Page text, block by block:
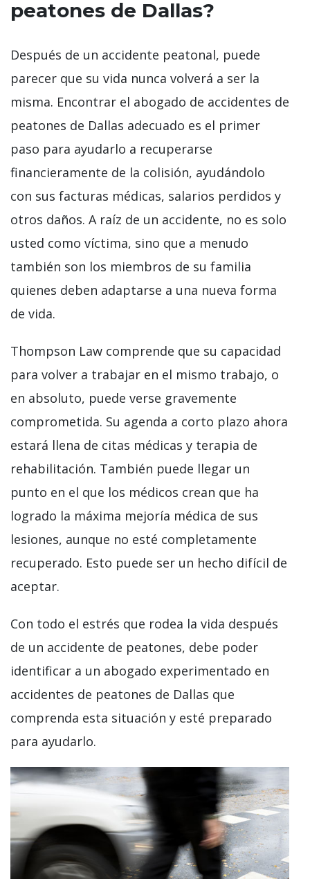
peatones de Dallas?
Después de un accidente peatonal, puede
parecer que su vida nunca volverá a ser la
misma. Encontrar el abogado de accidentes de
peatones de Dallas adecuado es el primer
paso para ayudarlo a recuperarse
financieramente de la colisión, ayudándolo
con sus facturas médicas, salarios perdidos y
otros daños. A raíz de un accidente, no es solo
usted como víctima, sino que a menudo
también son los miembros de su familia
quienes deben adaptarse a una nueva forma
de vida.
Thompson Law comprende que su capacidad
para volver a trabajar en el mismo trabajo, o
en absoluto, puede verse gravemente
comprometida. Su agenda a corto plazo ahora
estará llena de citas médicas y terapia de
rehabilitación. También puede llegar un
punto en el que los médicos crean que ha
logrado la máxima mejoría médica de sus
lesiones, aunque no esté completamente
recuperado. Esto puede ser un hecho difícil de
aceptar.
Con todo el estrés que rodea la vida después
de un accidente de peatones, debe poder
identificar a un abogado experimentado en
accidentes de peatones de Dallas que
comprenda esta situación y esté preparado
para ayudarlo.